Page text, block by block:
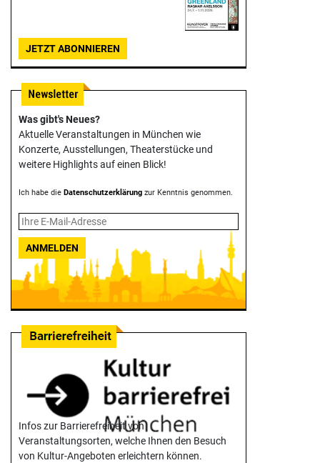
JETZT ABONNIEREN
Was gibt's Neues?
Aktuelle Veranstaltungen in München wie
Konzerte, Ausstellungen, Theater­stücke und
weitere Highlights auf einen Blick!
Ich habe die Datenschutzerklärung zur Kenntnis genommen.
ANMELDEN
Infos zur Barrierefreiheit von
Veranstaltungsorten, welche Ihnen den Besuch
von Kultur-Angeboten erleichtern können.